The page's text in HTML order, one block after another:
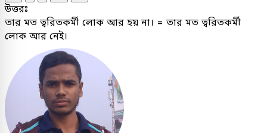
উত্তরঃ
তার মত ত্বরিতকর্মী লােক আর হয় না। = তার মত ত্বরিতকর্মী
লোক আর নেই।